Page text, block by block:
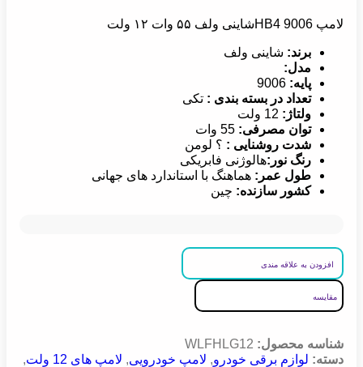
لامپ 9006 HB4شاینی ولف ۵۵ وات ۱۲ ولت
برند: شاینی ولف
مدل:
پایه:
9006
تعداد در بسته بندی : تکی
ولتاژ :
توان مصرفی: 55 وات
شدت روشنایی : ؟ لومن
رنگ نور :هالوژنی فابریکی
طول عمر : هماهنگ با استاندارد های جهانی
کشور سازنده: چین
افزودن به علاقه مندی
مقایسه
شناسه محصول: WLFHLG12
دسته: لوازم برقی خودرو, لامپ خودرویی, لامپ های 12 ولت
,